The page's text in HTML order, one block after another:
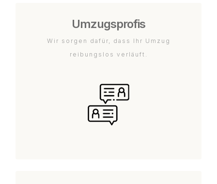
Umzugsprofis
Wir sorgen dafür, dass Ihr Umzug
reibungslos verläuft.